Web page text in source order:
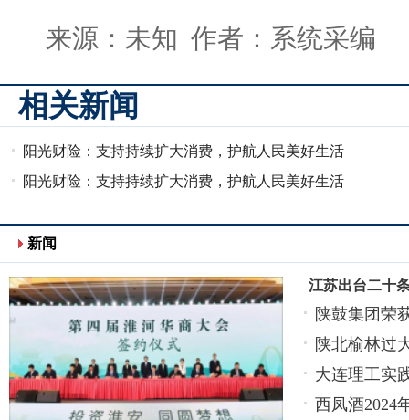
来源：未知 作者：系统采编
相关新闻
阳光财险：支持持续扩大消费，护航人民美好生活
阳光财险：支持持续扩大消费，护航人民美好生活
新闻
江苏出台二十
陕鼓集团荣
陕北榆林过
大连理工实
西凤酒2024